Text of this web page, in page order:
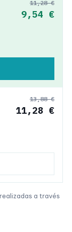
11,28 €
9,54 €
13,88 €
11,28 €
a través